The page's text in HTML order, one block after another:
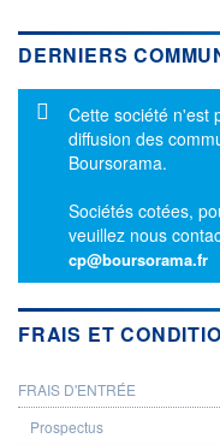
DERNIERS
Message
Cette société n'est
diffusion des
Boursorama.
Sociétés cotées,
veuillez nous
cp@boursorama.fr
FRAIS ET
PROSPECTUS
FRAIS D'ENTRÉE